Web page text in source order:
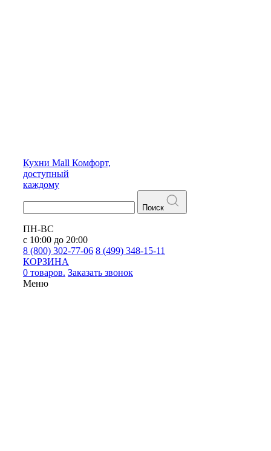
Кухни Mall Комфорт,
доступный
каждому
Поиск
ПН-ВС
с 10:00 до 20:00
8 (800) 302-77-06 8 (499) 348-15-11
КОРЗИНА
0 товаров. Заказать звонок
Меню